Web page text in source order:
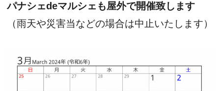
パナシェdeマルシェも屋外で開催致します
（雨天や災害当などの場合は中止いたします）